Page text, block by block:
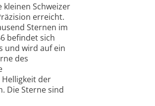
Schweizer
erreicht.
Sternen im
befindet sich
und wird auf ein
des
der
Die Sterne sind